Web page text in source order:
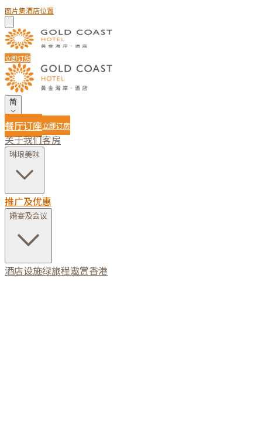
图片集酒店位置
立即订房
简
餐厅订座立即订房
关于我们客房
琳琅美味
推广及优惠
婚宴及会议
酒店设施绿旅程遨赏香港